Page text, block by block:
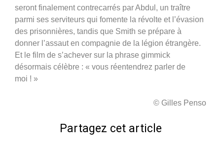
seront finalement contrecarrés par Abdul, un traître
parmi ses serviteurs qui fomente la révolte et l’évasion
des prisonnières, tandis que Smith se prépare à
donner l’assaut en compagnie de la légion étrangère.
Et le film de s’achever sur la phrase gimmick
désormais célèbre : « vous réentendrez parler de
moi ! »
© Gilles Penso
Partagez cet article